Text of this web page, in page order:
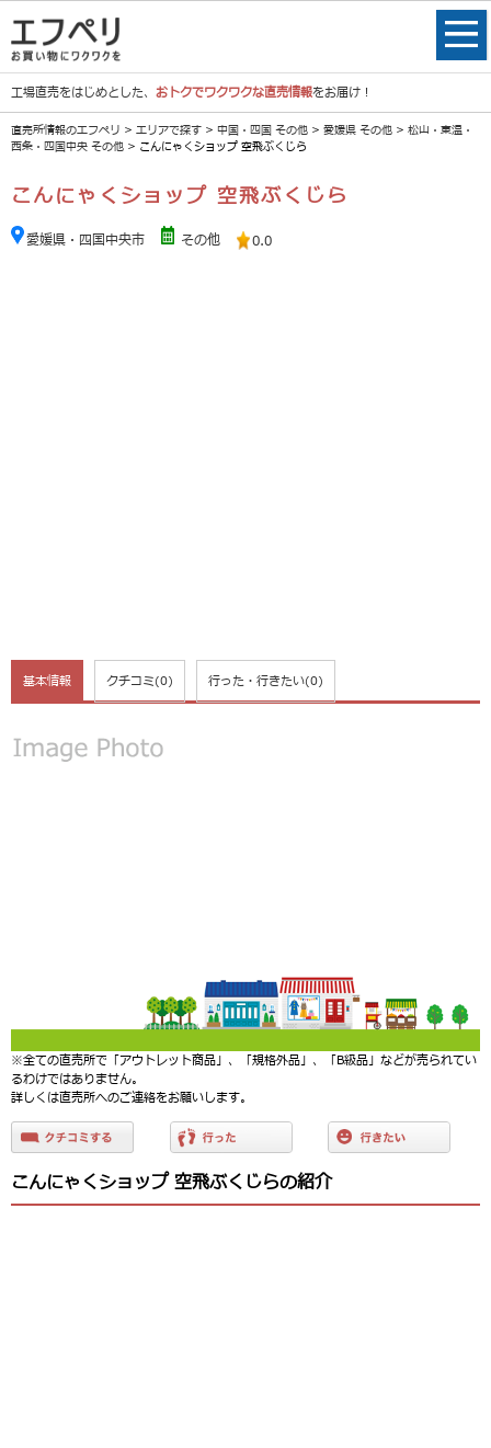
工場直売をはじめとした、 おトクでワクワクな直売情報をお届け！
直売所情報のエフペリ > エリアで探す > 中国・四国 その他 > 愛媛県 その他 > 松山・東温・
西条・四国中央 その他 > こんにゃくショップ 空飛ぶくじら
こんにゃくショップ 空飛ぶくじら
愛媛県・四国中央市 その他 0.0
基本情報 クチコミ(0) 行った・行きたい(0)
※全ての直売所で「アウトレット商品」、「規格外品」、「B級品」などが売られてい
るわけではありません。
詳しくは直売所へのご連絡をお願いします。
こんにゃくショップ 空飛ぶくじらの紹介